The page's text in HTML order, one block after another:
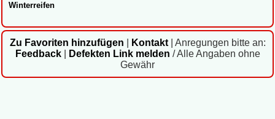
Winterreifen
Zu Favoriten hinzufügen Kontakt| Anregungen bitte an:
Feedback| Defekten Link melden / Alle Angaben ohne
Gewähr